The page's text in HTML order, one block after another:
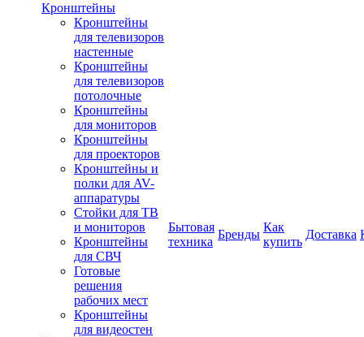
Кронштейны
Кронштейны
для телевизоров
настенные
Кронштейны
для телевизоров
потолочные
Кронштейны
для мониторов
Кронштейны
для проекторов
Кронштейны и
полки для AV-
аппаратуры
Стойки для ТВ
и мониторов
Кронштейны
для СВЧ
Готовые
решения
рабочих мест
Кронштейны
для видеостен
Бытовая
техника
Бренды
Как
купить
Доставка